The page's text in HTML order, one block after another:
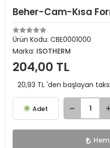
Beher-Cam-Kısa
Ürün Kodu: CBE0001000
Marka: ISOTHERM
204,00 TL
20,93 TL 'den başlayan
Adet